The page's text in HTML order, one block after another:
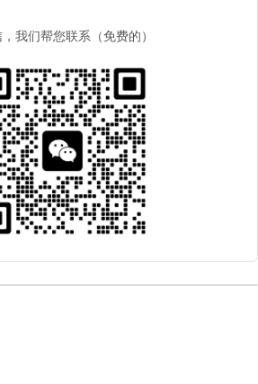
我们帮您联系（免费的）